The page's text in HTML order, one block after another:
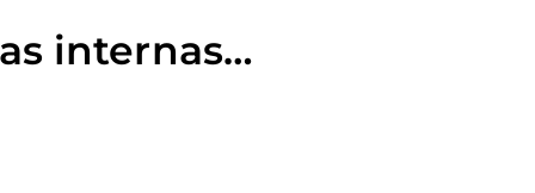
internas…